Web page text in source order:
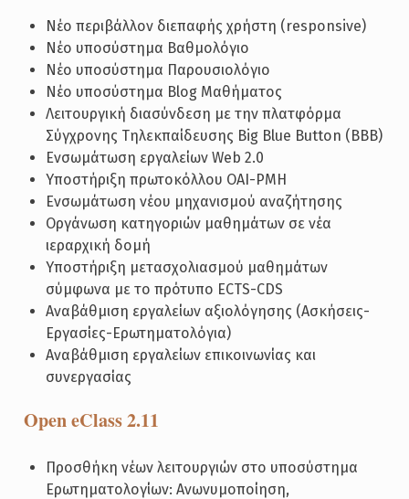
Νέο περιβάλλον διεπαφής χρήστη (responsive)
Νέο υποσύστημα Βαθμολόγιο
Νέο υποσύστημα Παρουσιολόγιο
Νέο υποσύστημα Blog Μαθήματος
Λειτουργική διασύνδεση με την πλατφόρμα
Σύγχρονης Τηλεκπαίδευσης Big Blue Button (BBB)
Ενσωμάτωση εργαλείων Web 2.0
Υποστήριξη πρωτοκόλλου OAI-PMH
Ενσωμάτωση νέου μηχανισμού αναζήτησης
Οργάνωση κατηγοριών μαθημάτων σε νέα
ιεραρχική δομή
Υποστήριξη μετασχολιασμού μαθημάτων
σύμφωνα με το πρότυπο ECTS-CDS
Αναβάθμιση εργαλείων αξιολόγησης (Ασκήσεις-
Εργασίες-Ερωτηματολόγια)
Αναβάθμιση εργαλείων επικοινωνίας και
συνεργασίας
Open eClass 2.11
Προσθήκη νέων λειτουργιών στο υποσύστημα
Ερωτηματολογίων: Ανωνυμοποίηση,